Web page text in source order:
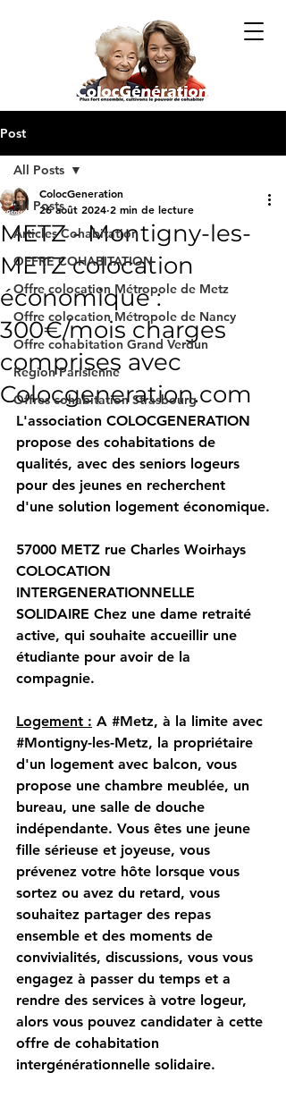
Post
All Posts
Articles Cohabitation
OFFRE COHABITATION
Offre colocation Métropole de Metz
Offre colocation Métropole de Nancy
Offre cohabitation Grand Verdun
Region Parisienne
Offres cohabitation Strasbourg
All Posts
METZ - Montigny-les-
METZ colocation
économique :
300€/mois charges
comprises avec
Colocgeneration.com
ColocGeneration
26 août 2024 2 min de lecture
L'association COLOCGENERATION
propose des cohabitations de
qualités, avec des seniors logeurs
pour des jeunes en recherchent
d'une solution logement économique.
57000 METZ rue Charles Woirhays
COLOCATION
INTERGENERATIONNELLE
SOLIDAIRE Chez une dame retraité
active, qui souhaite accueillir une
étudiante pour avoir de la
compagnie.
Logement : A #Metz, à la limite avec
#Montigny-les-Metz, la propriétaire
d'un logement avec balcon, vous
propose une chambre meublée, un
bureau, une salle de douche
indépendante. Vous êtes une jeune
fille sérieuse et joyeuse, vous
prévenez votre hôte lorsque vous
sortez ou avez du retard, vous
souhaitez partager des repas
ensemble et des moments de
convivialités, discussions, vous vous
engagez à passer du temps et a
rendre des services à votre logeur,
alors vous pouvez candidater à cette
offre de cohabitation
intergénérationnelle solidaire.